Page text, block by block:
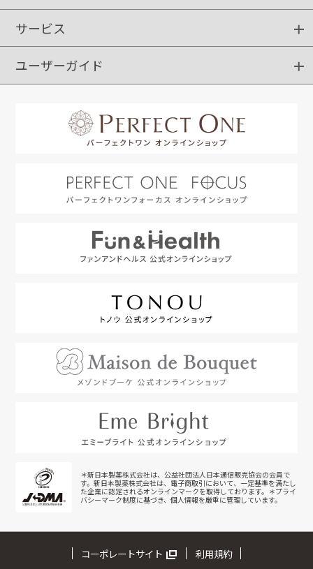
ショッピングガイド
ご注文方法
送料・配送
クーポンご利用方法
サービス
定期購入
ポイントサービス
お知らせメール
ユーザーガイド
＊新日本製薬株式会社は、公益社団法人日本通信販売協会の会員で
す。新日本製薬株式会社は、電子商取引において、一定基準を満たし
た企業に認定されるオンラインマークを取得しております。＊プライ
バシーマーク制度に基づき、個人情報を厳重に管理しています。
コーポレートサイト
利用規約